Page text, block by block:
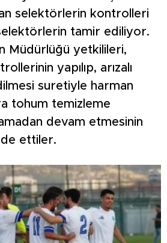
selektörlerin kontrolleri
selektörlerin tamir ediliyor.
Müdürlüğü yetkilileri,
yapılıp, arızalı
suretiyle harman
tohum temizleme
devam etmesinin
ettiler.